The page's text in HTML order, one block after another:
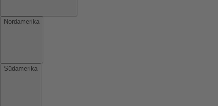
Nordamerika
Südamerika